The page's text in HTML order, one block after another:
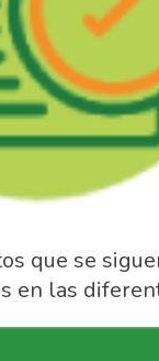
que se
en las